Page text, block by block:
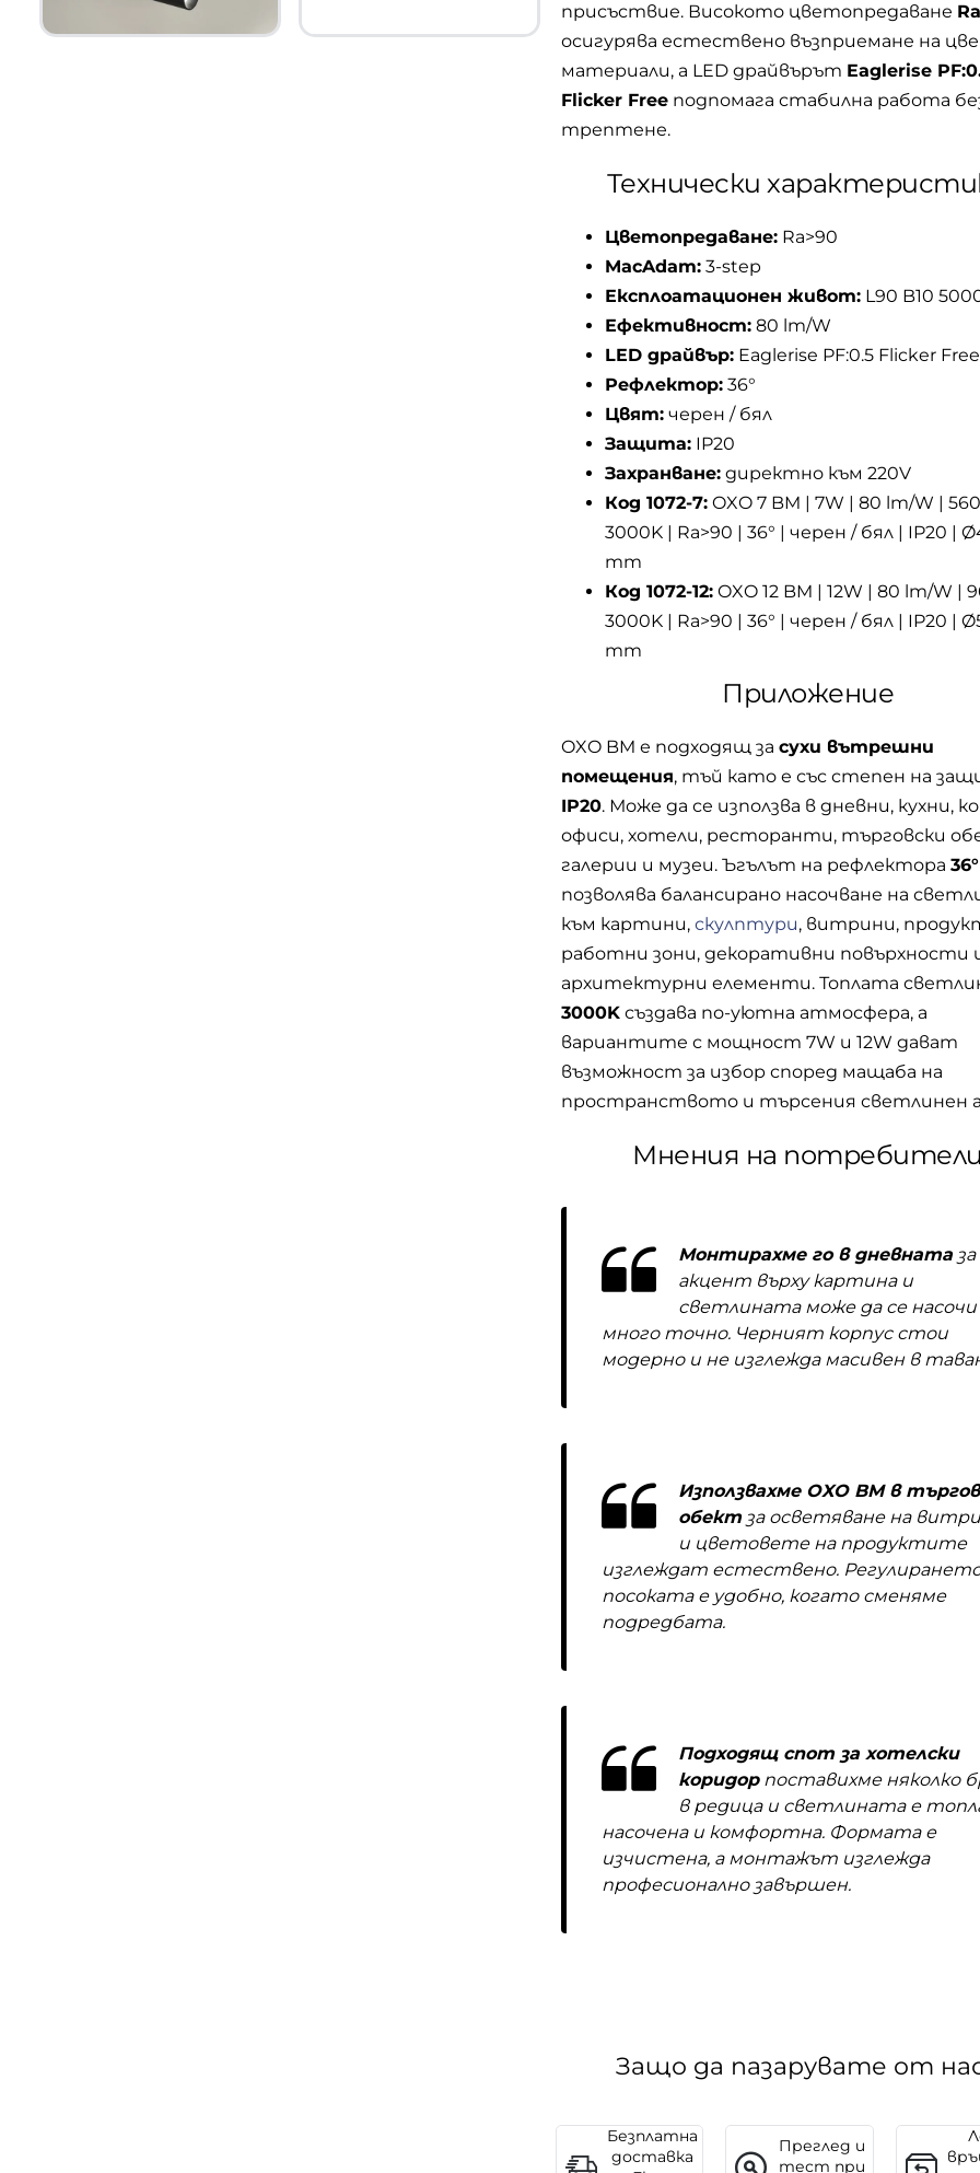
присъствие. Високото цветопредаване
осигурява естествено възприемане на
материали, а LED драйвърът Eaglerise
Flicker Free подпомага стабилна работа
трептене.
Технически
Цветопредаване: Ra>90
MacAdam: 3-step
Експлоатационен живот: L90 B10
Ефективност: 80 lm/W
LED драйвър: Eaglerise PF:0.5 Flicker Free
Рефлектор: 36°
Цвят: черен / бял
Защита: IP20
Захранване: директно към 220V
Код 1072-7: OXO 7 BM | 7W | 80 lm/W |
3000K | Ra>90 | 36° | черен / бял | IP20 |
mm
Код 1072-12: OXO 12 BM | 12W | 80 lm/W |
3000K | Ra>90 | 36° | черен / бял | IP20 |
mm
Приложение
OXO BM е подходящ за сухи вътрешни
помещения, тъй като е със степен на
IP20. Може да се използва в дневни, кухни,
офиси, хотели, ресторанти, търговски
галерии и музеи. Ъгълът на рефлектора 36°
позволява балансирано насочване на
към картини, скулптури, витрини,
работни зони, декоративни повърхности
архитектурни елементи. Топлата
3000K създава по-уютна атмосфера, а
вариантите с мощност 7W и 12W дават
възможност за избор според мащаба на
пространството и търсения светлинен
Мнения на потребители
Монтирахме го в дневната за
акцент върху картина и
светлината може да се насочи
много точно. Черният корпус стои
модерно и не изглежда масивен в
Използвахме OXO BM в
обектза осветяване на
и цветовете на продуктите
изглеждат естествено.
посоката е удобно, когато сменяме
подредбата.
Подходящ спот за хотелски
коридорпоставихме няколко
в редица и светлината е
насочена и комфортна. Формата е
изчистена, а монтажът изглежда
професионално завършен.
Защо да пазарувате от
Безплатна
доставка
Преглед и
тест при